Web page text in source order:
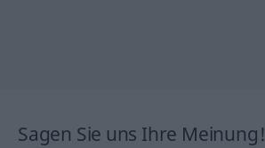
Sagen Sie uns Ihre Meinung!